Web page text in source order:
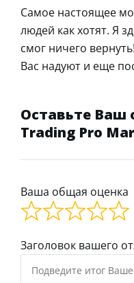
Самое настоящее
людей как хотят. Я
смог ничего
Вас надуют и еще
Оставьте Ваш
Trading Pro
Ваша общая оценка
Заголовок вашего